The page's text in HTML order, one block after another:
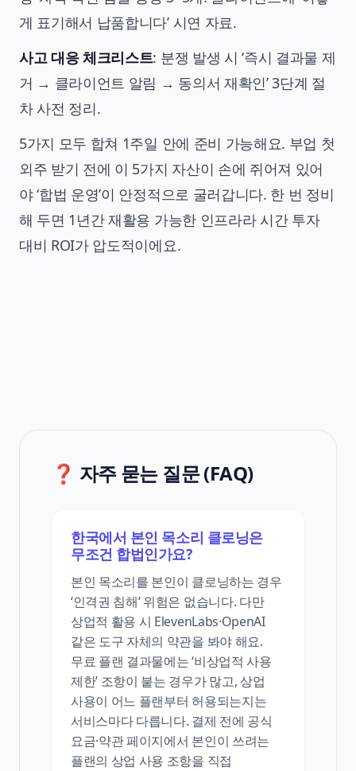
게 표기해서 납품합니다’ 시연 자료.
사고 대응 체크리스트: 분쟁 발생 시 ‘즉시 결과물 제
거 → 클라이언트 알림 → 동의서 재확인’ 3단계 절
차 사전 정리.
5가지 모두 합쳐 1주일 안에 준비 가능해요. 부업 첫
외주 받기 전에 이 5가지 자산이 손에 쥐어져 있어
야 ‘합법 운영’이 안정적으로 굴러갑니다. 한 번 정비
해 두면 1년간 재활용 가능한 인프라라 시간 투자
대비 ROI가 압도적이에요.
❓ 자주 묻는 질문 (FAQ)
한국에서 본인 목소리 클로닝은
무조건 합법인가요?
본인 목소리를 본인이 클로닝하는 경우
‘인격권 침해’ 위험은 없습니다. 다만
상업적 활용 시 ElevenLabs·OpenAI
같은 도구 자체의 약관을 봐야 해요.
무료 플랜 결과물에는 ‘비상업적 사용
제한’ 조항이 붙는 경우가 많고, 상업
사용이 어느 플랜부터 허용되는지는
서비스마다 다릅니다. 결제 전에 공식
요금·약관 페이지에서 본인이 쓰려는
플랜의 상업 사용 조항을 직접